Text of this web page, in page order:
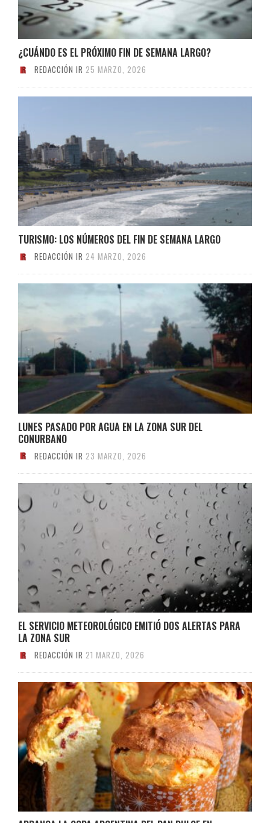
¿CUÁNDO ES EL PRÓXIMO FIN DE SEMANA LARGO?
REDACCIÓN IR 25 MARZO, 2026
TURISMO: LOS NÚMEROS DEL FIN DE SEMANA LARGO
REDACCIÓN IR 24 MARZO, 2026
LUNES PASADO POR AGUA EN LA ZONA SUR DEL
CONURBANO
REDACCIÓN IR 23 MARZO, 2026
EL SERVICIO METEOROLÓGICO EMITIÓ DOS ALERTAS PARA
LA ZONA SUR
REDACCIÓN IR 21 MARZO, 2026